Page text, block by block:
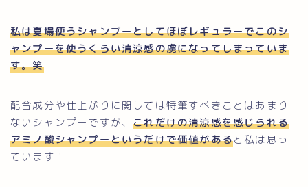
私は夏場使うシャンプーとしてほぼレギュラーでこのシ
ャンプーを使うくらい清涼感の虜になってしまっていま
す。笑
配合成分や仕上がりに関しては特筆すべきことはあまり
ないシャンプーですが、これだけの清涼感を感じられる
アミノ酸シャンプーというだけで価値があると私は思っ
ています！